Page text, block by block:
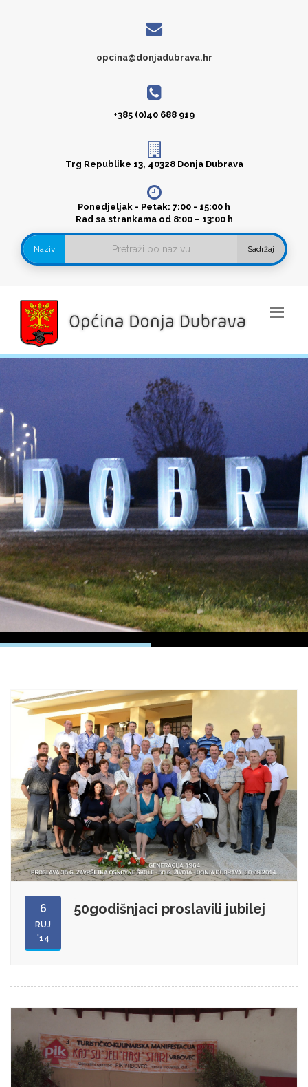
opcina@donjadubrava.hr
+385 (0)40 688 919
Trg Republike 13, 40328 Donja Dubrava
Ponedjeljak - Petak: 7:00 - 15:00 h
Rad sa strankama od 8:00 – 13:00 h
Naziv Sadržaj
6
RUJ
'14
50godišnjaci proslavili jubilej